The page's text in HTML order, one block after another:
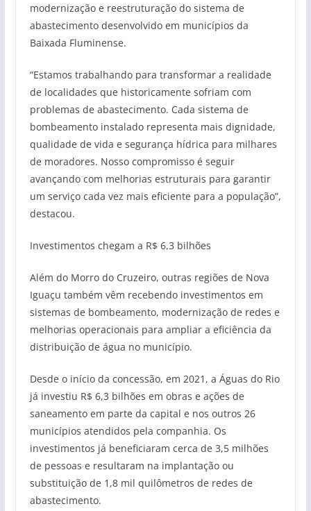
modernização e reestruturação do sistema de
abastecimento desenvolvido em municípios da
Baixada Fluminense.
“Estamos trabalhando para transformar a realidade
de localidades que historicamente sofriam com
problemas de abastecimento. Cada sistema de
bombeamento instalado representa mais dignidade,
qualidade de vida e segurança hídrica para milhares
de moradores. Nosso compromisso é seguir
avançando com melhorias estruturais para garantir
um serviço cada vez mais eficiente para a população”,
destacou.
Investimentos chegam a R$ 6,3 bilhões
Além do Morro do Cruzeiro, outras regiões de Nova
Iguaçu também vêm recebendo investimentos em
sistemas de bombeamento, modernização de redes e
melhorias operacionais para ampliar a eficiência da
distribuição de água no município.
Desde o início da concessão, em 2021, a Águas do Rio
já investiu R$ 6,3 bilhões em obras e ações de
saneamento em parte da capital e nos outros 26
municípios atendidos pela companhia. Os
investimentos já beneficiaram cerca de 3,5 milhões
de pessoas e resultaram na implantação ou
substituição de 1,8 mil quilômetros de redes de
abastecimento.